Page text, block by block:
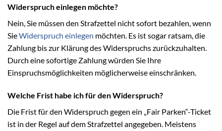
Widerspruch einlegen möchte?
Nein, Sie müssen den Strafzettel nicht sofort bezahlen, wenn
SieWiderspruch einlegen möchten. Es ist sogar ratsam, die
Zahlung bis zur Klärung des Widerspruchs zurückzuhalten.
Durch eine sofortige Zahlung würden Sie Ihre
Einspruchsmöglichkeiten möglicherweise einschränken.
Welche Frist habe ich für den Widerspruch?
Die Frist für den Widerspruch gegen ein „Fair Parken“-Ticket
ist in der Regel auf dem Strafzettel angegeben. Meistens